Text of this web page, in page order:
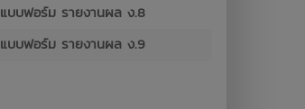
แบบฟอร์ม รายงานผล ง.8
แบบฟอร์ม รายงานผล ง.9